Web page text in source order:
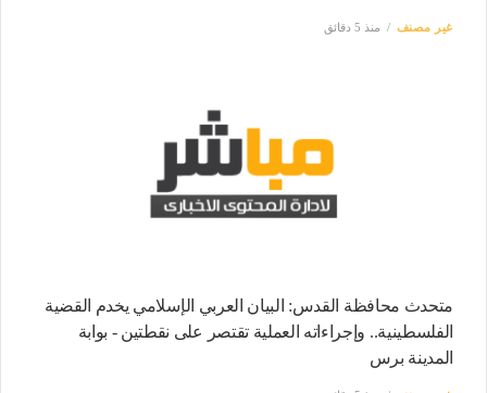
غير مصنف منذ 5 دقائق
متحدث محافظة القدس: البيان العربي الإسلامي يخدم القضية
الفلسطينية.. وإجراءاته العملية تقتصر على نقطتين - بوابة
المدينة برس